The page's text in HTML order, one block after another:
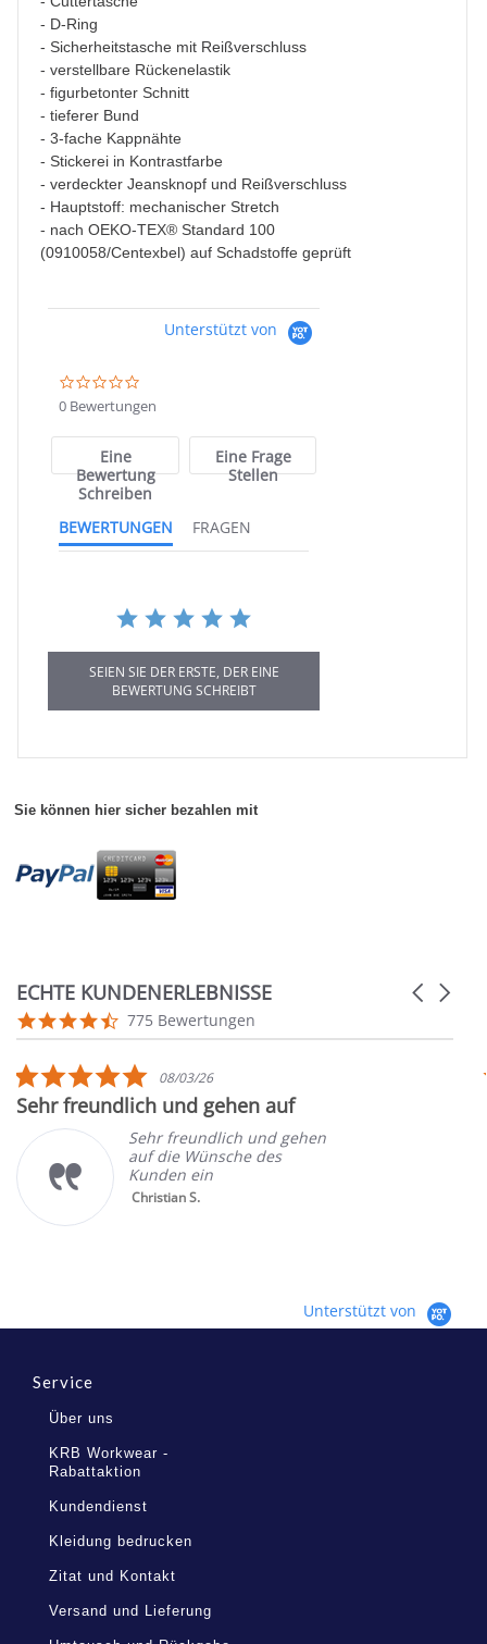
- D-Ring
- Sicherheitstasche mit Reißverschluss
- verstellbare Rückenelastik
- figurbetonter Schnitt
- tieferer Bund
- 3-fache Kappnähte
- Stickerei in Kontrastfarbe
- verdeckter Jeansknopf und Reißverschluss
- Hauptstoff: mechanischer Stretch
- nach OEKO-TEX® Standard 100
(0910058/Centexbel) auf Schadstoffe geprüft
Unterstützt von
star
rating
0 Bewertungen
Eine
Bewertung
Schreiben
Eine Frage
Stellen
BEWERTUNGEN FRAGEN
SEIEN SIE DER ERSTE, DER EINE
BEWERTUNG SCHREIBT
Sie können hier sicher bezahlen mit
ECHTE KUNDENERLEBNISSE
Reviews
carousel
Carousel
4.7
star
775 Bewertungen
5.0
star
rating
08/03/26
Sehr freundlich und gehen auf
Sehr freundlich und gehen
auf die Wünsche des
Kunden ein
Christian S.
Unterstützt von
Service
Über uns
KRB Workwear -
Rabattaktion
Kundendienst
Kleidung bedrucken
Zitat und Kontakt
Versand und Lieferung